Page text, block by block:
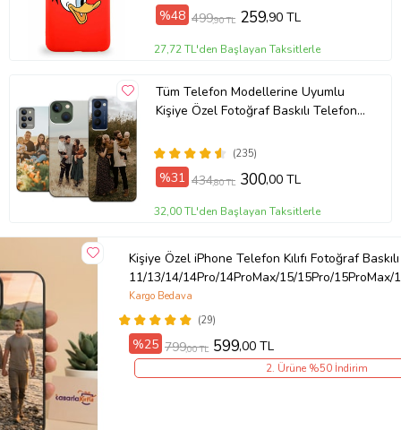
%48 499,90 TL 259,90 TL
27,72 TL'den Başlayan Taksitlerle
Tüm Telefon Modellerine Uyumlu
Kişiye Özel Fotoğraf Baskılı Telefon
(235)
%31 434,80 TL 300,00 TL
32,00 TL'den Başlayan Taksitlerle
Kişiye Özel iPhone Telefon Kılıfı Fotoğraf Baskılı
11/13/14/14Pro/14ProMax/15/15Pro/
(29)
Kargo Bedava
%25 799,00 TL 599,00 TL
2. Ürüne %50 İndirim